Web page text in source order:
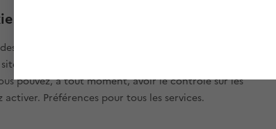
sur cartes.gouv.fr
cookies pour améliorer votre expérience et les
Pour en savoir plus, visitez la page
pouvez, à tout moment, avoir le contrôle sur les
activer. Préférences pour tous les services.